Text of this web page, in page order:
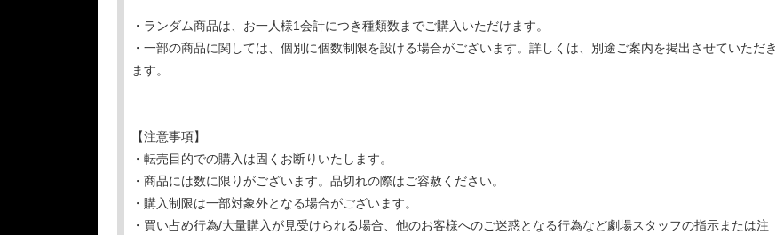
・ランダム商品は、お一人様1会計につき種類数までご購入いただけます。
・一部の商品に関しては、個別に個数制限を設ける場合がございます。詳しくは、別途ご案内を掲出させていただき
ます。
【注意事項】
・転売目的での購入は固くお断りいたします。
・商品には数に限りがございます。品切れの際はご容赦ください。
・購入制限は一部対象外となる場合がございます。
・買い占め行為/大量購入が見受けられる場合、他のお客様へのご迷惑となる行為など劇場スタッフの指示または注